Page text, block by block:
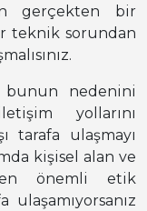
gerçekten bir
teknik sorundan
nedenini
yollarını
tarafa ulaşmayı
kişisel alan ve
en önemli etik
ulaşamıyorsanız